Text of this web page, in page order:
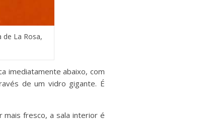
La Rosa,
imediatamente abaixo, com
de um vidro gigante. É
mais fresco, a sala interior é